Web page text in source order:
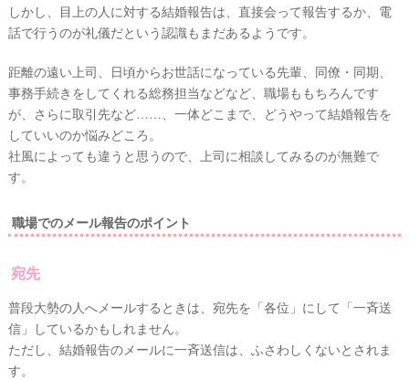
しかし、目上の人に対する結婚報告は、直接会って報告するか、電
話で行うのが礼儀だという認識もまだあるようです。
距離の遠い上司、日頃からお世話になっている先輩、同僚・同期、
事務手続きをしてくれる総務担当などなど、職場ももちろんです
が、さらに取引先など……、一体どこまで、どうやって結婚報告を
していいのか悩みどころ。
社風によっても違うと思うので、上司に相談してみるのが無難で
す。
職場でのメール報告のポイント
宛先
普段大勢の人へメールするときは、宛先を「各位」にして「一斉送
信」しているかもしれません。
ただし、結婚報告のメールに一斉送信は、ふさわしくないとされま
す。
#
花
花
ル
ス
ウ
デ
ィ
ア
イ
テ